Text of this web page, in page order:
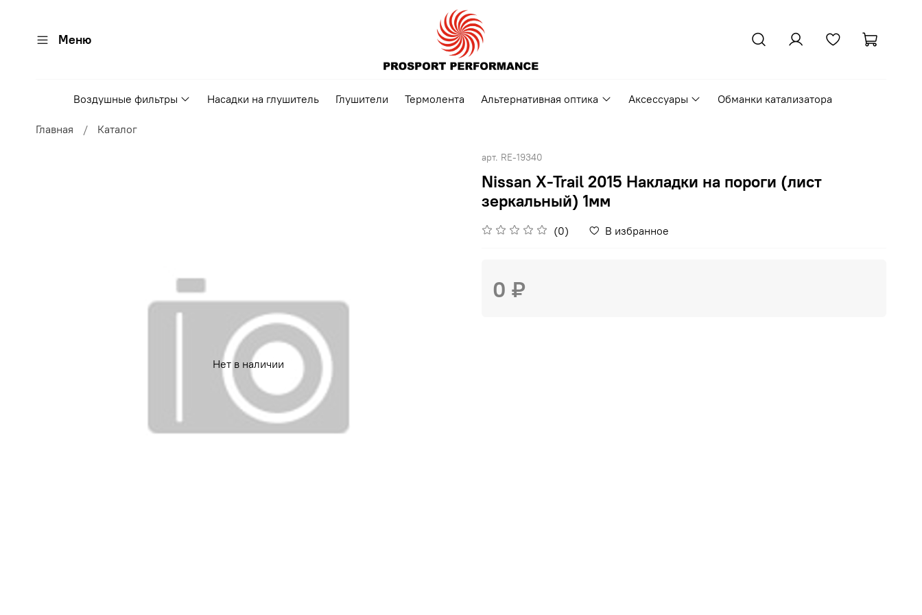
Меню
Воздушные фильтры Насадки на глушитель Глушители Термолента Альтернативная оптика Аксессуары Обманки катализатора
Главная Каталог
Нет в наличии
арт. RE-19340
Nissan X-Trail 2015 Накладки на пороги (лист
зеркальный) 1мм
(0) В избранное
0 ₽